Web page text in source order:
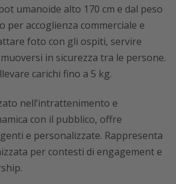
umanoide alto 170 cm e dal peso
per accoglienza commerciale e
foto con gli ospiti, servire
in sicurezza tra le persone.
carichi fino a 5 kg.
nell’intrattenimento e
con il pubblico, offre
e personalizzate. Rappresenta
per contesti di engagement e